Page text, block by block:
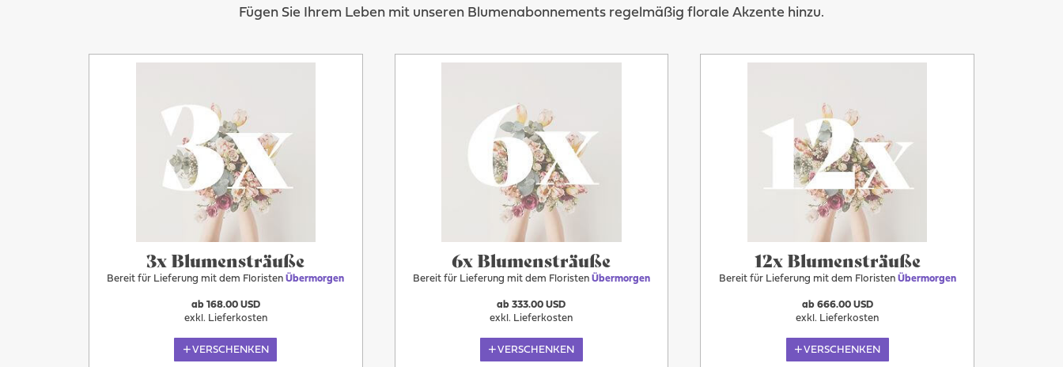
Übermorgen
Fügen Sie Ihrem Leben mit unseren Blumenabonnements regelmäßig florale Akzente hinzu.
3x Blumensträuße
Bereit für Lieferung mit dem FloristenÜbermorgen
ab 168.00 USD
exkl. Lieferkosten
VERSCHENKEN
6x Blumensträuße
Bereit für Lieferung mit dem Floristen Übermorgen
ab 333.00 USD
exkl. Lieferkosten
VERSCHENKEN
12x Blumensträuße
Bereit für Lieferung mit dem Floristen Übermorgen
ab 666.00 USD
exkl. Lieferkosten
VERSCHENKEN